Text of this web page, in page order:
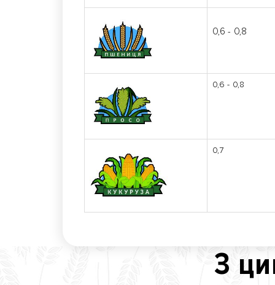
0,6 - 0,8
0,6 - 0,8
0,7
З